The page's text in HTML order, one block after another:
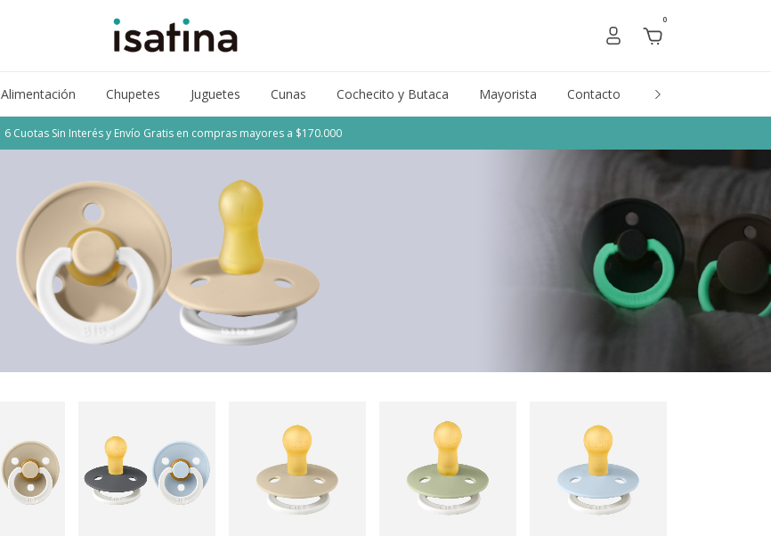
0
Alimentación Chupetes Juguetes Cunas Cochecito y Butaca Mayorista Contacto Marcas
6 Cuotas Sin Interés y Envío Gratis en compras mayores a $170.000